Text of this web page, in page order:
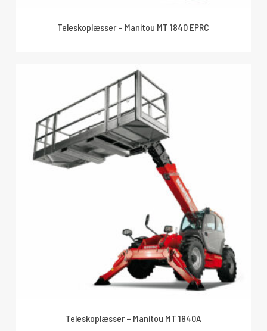
Teleskoplæsser – Manitou MT 1840 EPRC
Teleskoplæsser – Manitou MT 1840A